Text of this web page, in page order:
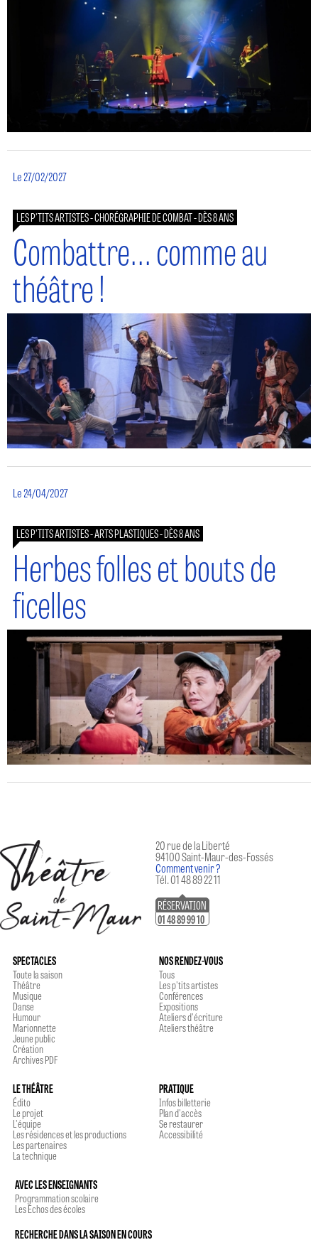
Le 27/02/2027
LES P'TITS ARTISTES - CHORÉGRAPHIE DE COMBAT - DÈS 8 ANS
Combattre... comme au
théâtre !
Le 24/04/2027
LES P'TITS ARTISTES - ARTS PLASTIQUES - DÈS 8 ANS
Herbes folles et bouts de
ficelles
20 rue de la Liberté
94100 Saint-Maur-des-Fossés
Comment venir ?
Tél. 01 48 89 22 11
RÉSERVATION
01 48 89 99 10
SPECTACLES
Toute la saison
Théâtre
Musique
Danse
Humour
Marionnette
Jeune public
Création
Archives PDF
NOS RENDEZ-VOUS
Tous
Les p'tits artistes
Conférences
Expositions
Ateliers d'écriture
Ateliers théâtre
LE THÉÂTRE
Édito
Le projet
L'équipe
Les résidences et les productions
Les partenaires
La technique
PRATIQUE
Infos billetterie
Plan d'accès
Se restaurer
Accessibilité
AVEC LES ENSEIGNANTS
Programmation scolaire
Les Echos des écoles
RECHERCHE DANS LA SAISON EN COURS